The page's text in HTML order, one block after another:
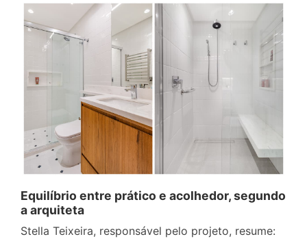
Equilíbrio entre prático e acolhedor, segundo
a arquiteta
Stella Teixeira, responsável pelo projeto, resume: